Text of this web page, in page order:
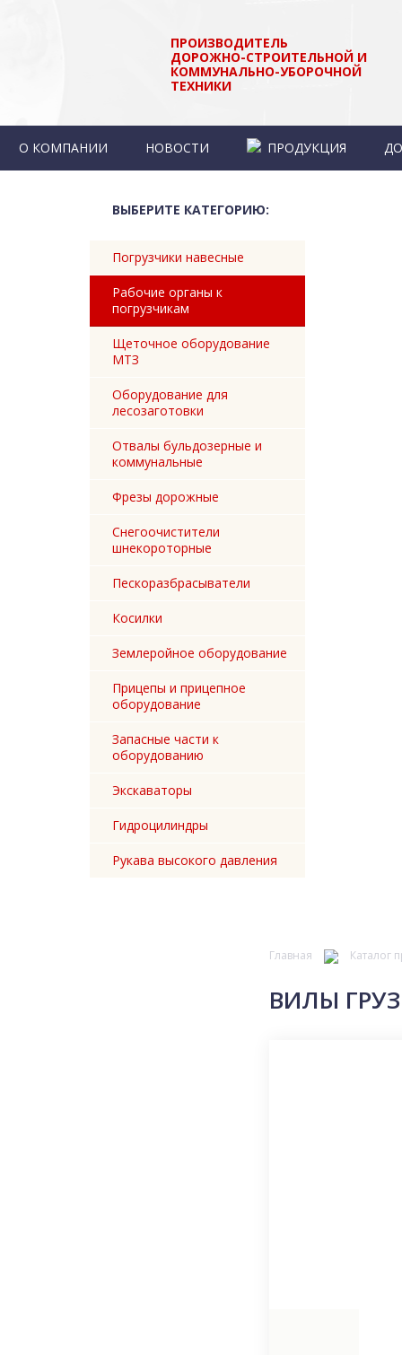
ПРОИЗВОДИТЕЛЬ
ДОРОЖНО-СТРОИТЕЛЬНОЙ И
КОММУНАЛЬНО-УБОРОЧНОЙ
ТЕХНИКИ
О КОМПАНИИ НОВОСТИ ПРОДУКЦИЯ
ВЫБЕРИТЕ КАТЕГОРИЮ:
Погрузчики навесные
Рабочие органы к
погрузчикам
Щеточное оборудование
МТЗ
Оборудование для
лесозаготовки
Отвалы бульдозерные и
коммунальные
Фрезы дорожные
Снегоочистители
шнекороторные
Пескоразбрасыватели
Косилки
Землеройное оборудование
Прицепы и прицепное
оборудование
Запасные части к
оборудованию
Экскаваторы
Гидроцилиндры
Рукава высокого давления
Главная Каталог
ВИЛЫ